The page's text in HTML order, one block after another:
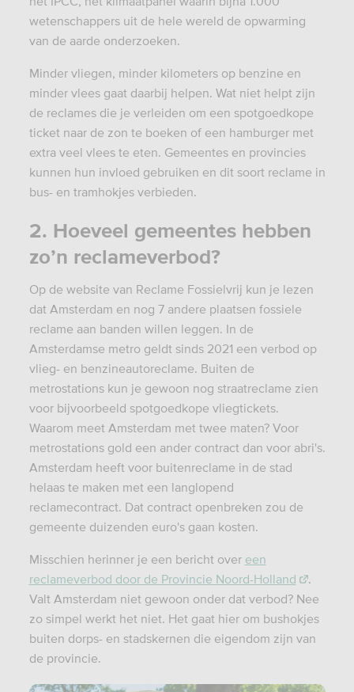
wetenschappers uit de hele wereld de opwarming
van de aarde onderzoeken.
Minder vliegen, minder kilometers op benzine en
minder vlees gaat daarbij helpen. Wat niet helpt zijn
de reclames die je verleiden om een spotgoedkope
ticket naar de zon te boeken of een hamburger met
extra veel vlees te eten. Gemeentes en provincies
kunnen hun invloed gebruiken en dit soort reclame in
bus- en tramhokjes verbieden.
2. Hoeveel gemeentes hebben
zo’n reclameverbod?
Op de website van Reclame Fossielvrij kun je lezen
dat Amsterdam en nog 7 andere plaatsen fossiele
reclame aan banden willen leggen. In de
Amsterdamse metro geldt sinds 2021 een verbod op
vlieg- en benzineautoreclame. Buiten de
metrostations kun je gewoon nog straatreclame zien
voor bijvoorbeeld spotgoedkope vliegtickets.
Waarom meet Amsterdam met twee maten? Voor
metrostations gold een ander contract dan voor abri's.
Amsterdam heeft voor buitenreclame in de stad
helaas te maken met een langlopend
reclamecontract. Dat contract openbreken zou de
gemeente duizenden euro's gaan kosten.
Misschien herinner je een bericht over een
reclameverbod door de Provincie Noord-Holland
.
Valt Amsterdam niet gewoon onder dat verbod? Nee
zo simpel werkt het niet. Het gaat hier om bushokjes
buiten dorps- en stadskernen die eigendom zijn van
de provincie.